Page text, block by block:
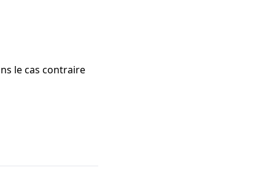
le cas contraire